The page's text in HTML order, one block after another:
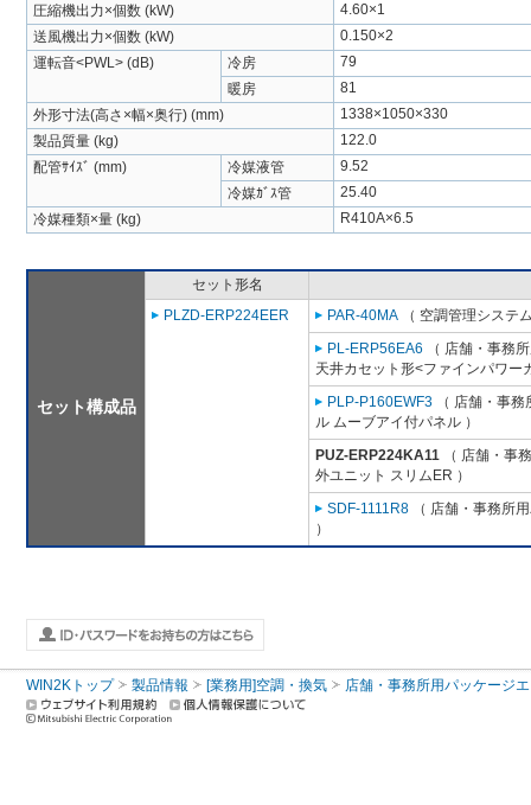
圧縮機出力×個数 (kW)
4.60×1
送風機出力×個数 (kW)
0.150×2
運転音<PWL> (dB)
冷房
79
暖房
81
外形寸法(高さ×幅×奥行) (mm)
1338×1050×330
製品質量 (kg)
122.0
配管ｻｲｽﾞ (mm)
冷媒液管
9.52
冷媒ｶﾞｽ管
25.40
冷媒種類×量 (kg)
R410A×6.5
セット構成品
セット形名
PLZD-ERP224EER
PAR-40MA （ 空調管理システ
PL-ERP56EA6 （ 店舗・事務
天井カセット形<ファインパワー
PLP-P160EWF3 （ 店舗・事
ル ムーブアイ付パネル ）
PUZ-ERP224KA11 （ 店舗・事
外ユニット スリムER ）
SDF-1111R8 （ 店舗・事務所
）
WIN2Kトップ 製品情報 [業務用]空調・換気 店舗・事務所用パッケージ